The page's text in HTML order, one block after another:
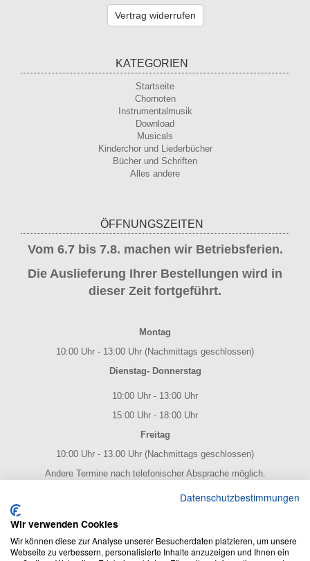
Vertrag widerrufen
KATEGORIEN
Startseite
Chornoten
Instrumentalmusik
Download
Musicals
Kinderchor und Liederbücher
Bücher und Schriften
Alles andere
ÖFFNUNGSZEITEN
Vom 6.7 bis 7.8. machen wir Betriebsferien.
Die Auslieferung Ihrer Bestellungen wird in
dieser Zeit fortgeführt.
Montag
10:00 Uhr - 13:00 Uhr (Nachmittags geschlossen)
Dienstag- Donnerstag
10:00 Uhr - 13:00 Uhr
15:00 Uhr - 18:00 Uhr
Freitag
10:00 Uhr - 13.00 Uhr (Nachmittags geschlossen)
Andere Termine nach telefonischer Absprache möglich.
NOTENPOST BY ERES EditionDatenschutzbestimmungen
Wir verwenden Cookies
Wir können diese zur Analyse unserer Besucherdaten platzieren, um unsere
Webseite zu verbessern, personalisierte Inhalte anzuzeigen und Ihnen ein